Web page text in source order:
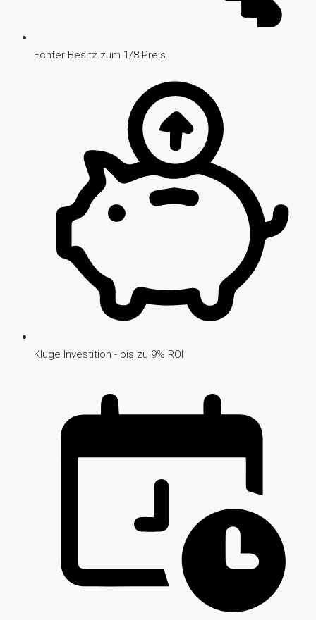
Echter Besitz zum 1/8 Preis
Kluge Investition - bis zu 9% ROI